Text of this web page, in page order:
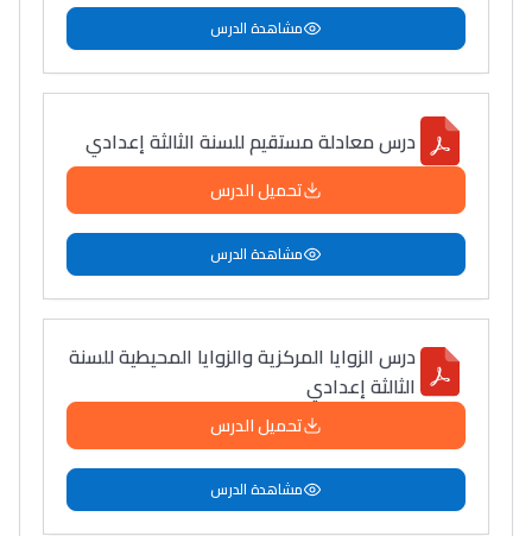
مشاهدة الدرس
درس معادلة مستقيم للسنة الثالثة إعدادي
تحميل الدرس
مشاهدة الدرس
درس الزوايا المركزية والزوايا المحيطية للسنة
الثالثة إعدادي
تحميل الدرس
مشاهدة الدرس